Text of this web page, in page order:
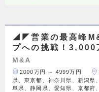
◢◤営業の最高峰
プへの挑戦！
M&A
2000万円 ～ 4999万円
県、東京都、神奈川県、新潟県
阜県、静岡県、愛知県、京都府